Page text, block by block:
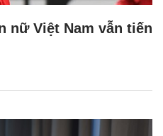
nữ Việt Nam vẫn tiến